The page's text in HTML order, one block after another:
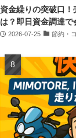
資金繰りの突破口
は？即日資金調達
2026-07-25 節約・